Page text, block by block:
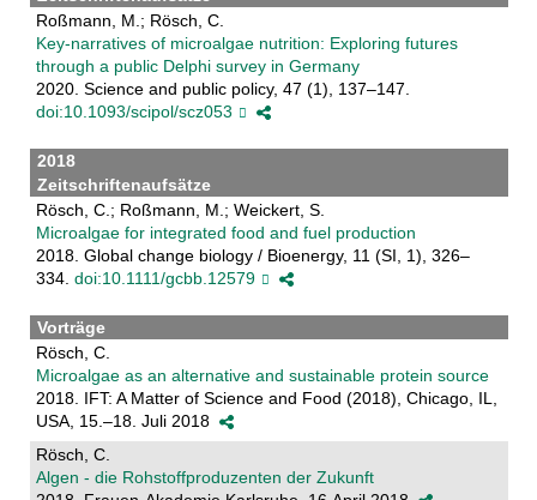
Roßmann, M.; Rösch, C.
Key-narratives of microalgae nutrition: Exploring futures
through a public Delphi survey in Germany
2020. Science and public policy, 47 (1), 137–147.
doi:10.1093/scipol/scz053
2018
Zeitschriftenaufsätze
Rösch, C.; Roßmann, M.; Weickert, S.
Microalgae for integrated food and fuel production
2018. Global change biology / Bioenergy, 11 (SI, 1), 326–
334. doi:10.1111/gcbb.12579
Vorträge
Rösch, C.
Microalgae as an alternative and sustainable protein source
2018. IFT: A Matter of Science and Food (2018), Chicago, IL,
USA, 15.–18. Juli 2018
Rösch, C.
Algen - die Rohstoffproduzenten der Zukunft